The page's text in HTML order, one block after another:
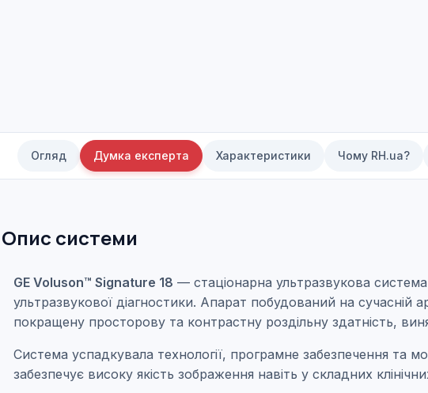
Огляд Думка експерта Характеристики Чому RH.ua?
Опис системи
GE Voluson™ Signature 18 — стаціонарна ультразвукова
ультразвукової діагностики. Апарат побудований на сучасній
покращену просторову та контрастну роздільну здатність,
Система успадкувала технології, програмне забезпечення та
забезпечує високу якість зображення навіть у складних